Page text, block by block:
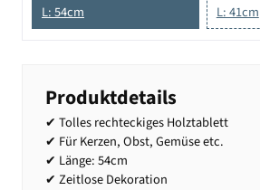
L: 54cm
L: 41cm
Produktdetails
✔ Tolles rechteckiges Holztablett
✔ Für Kerzen, Obst, Gemüse etc.
✔ Länge: 54cm
✔ Zeitlose Dekoration